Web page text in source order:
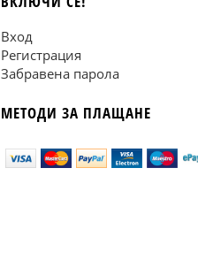
Вход
Регистрация
Забравена парола
МЕТОДИ ЗА ПЛАЩАНЕ